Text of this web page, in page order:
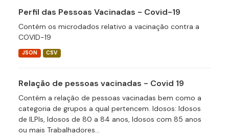
Perfil das Pessoas Vacinadas - Covid-19
Contém os microdados relativo a vacinação contra a
COVID-19
JSON CSV
Relação de pessoas vacinadas - Covid 19
Contém a relação de pessoas vacinadas bem como a
categoria de grupos a qual pertencem. Idosos: Idosos
de ILPIs, Idosos de 80 a 84 anos, Idosos com 85 anos
ou mais Trabalhadores...